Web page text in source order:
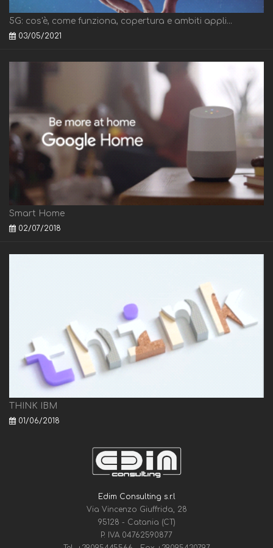
5G: cos'è, come funziona, copertura e ambiti appli...
03/05/2021
Smart Home
02/07/2018
THINK IBM
01/06/2018
Edim Consulting s.r.l
Via Vincenzo Giuffrida, 28
95128 - Catania (CT)
P. IVA 04762590877